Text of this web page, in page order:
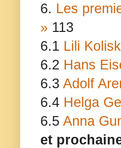
6. Les
» 113
6.1 Lili
6.2 Hans
6.3 Adolf
6.4 Helga
6.5 Anna
et